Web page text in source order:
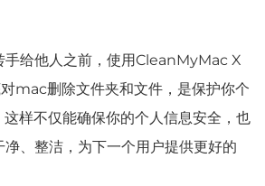
手给他人之前，使用CleanMyMac X
对mac删除文件夹和文件，是保护你个
样不仅能确保你的个人信息安全，也
、整洁，为下一个用户提供更好的